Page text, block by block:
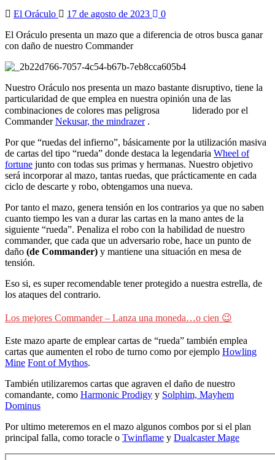
El Oráculo 17 de agosto de 2023
0
El Oráculo presenta un mazo que a diferencia de otros busca ganar
con daño de nuestro Commander
Nuestro Oráculo nos presenta un mazo bastante disruptivo, tiene la
particularidad de que emplea en nuestra opinión una de las
combinaciones de colores mas peligrosa
liderado por el
CommanderNekusar, the mindrazer.
Por que “ruedas del infierno”, básicamente por la utilización masiva
de cartas del tipo “rueda” donde destaca la legendaria Wheel of
fortune junto con todas sus primas y hermanas. Nuestro objetivo
será incorporar al mazo, tantas ruedas, que prácticamente en cada
ciclo de descarte y robo, obtengamos una nueva.
Por tanto el mazo, genera tensión en los contrarios ya que no saben
cuanto tiempo les van a durar las cartas en la mano antes de la
siguiente “rueda”. Penaliza el robo con la habilidad de nuestro
commander, que cada que un adversario robe, hace un punto de
daño (de Commander) y mantiene una situación en mesa de
tensión.
Eso si, es super recomendable tener protegido a nuestra estrella, de
los ataques del contrario.
Los mejores Commander – Lanza una moneda…o cien 😉
Este mazo aparte de emplear cartas de “rueda” también emplea
cartas que aumenten el robo de turno como por ejemplo Howling
Mine Font of Mythos.
También utilizaremos cartas que agraven el daño de nuestro
comandante, como Harmonic Prodigy y Solphim, Mayhem
Dominus
Por ultimo meteremos en el mazo algunos combos por si el plan
principal falla, como toracle o Twinflame y Dualcaster Mage